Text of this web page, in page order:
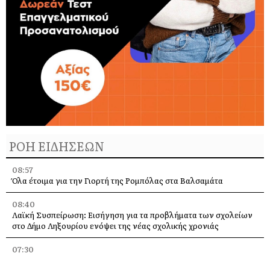
ΡΟΗ ΕΙΔΗΣΕΩΝ
08:57
Όλα έτοιμα για την Γιορτή της Ρομπόλας στα Βαλσαμάτα
08:40
Λαϊκή Συσπείρωση: Εισήγηση για τα προβλήματα των σχολείων
στο Δήμο Ληξουρίου ενόψει της νέας σχολικής χρονιάς
07:30